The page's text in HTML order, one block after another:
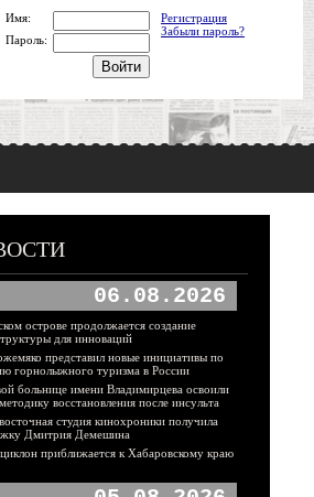
Имя:
Регистрация
Забыли пароль?
Пароль:
06.08.2026
острове продолжается создание
для инноваций
представил новые инициативы по
горнолыжного туризма в России
больнице имени Владимирцева освоили
восстановления после инсульта
студия кинохроники получила
Дмитрия Демешина
приближается к Хабаровскому краю